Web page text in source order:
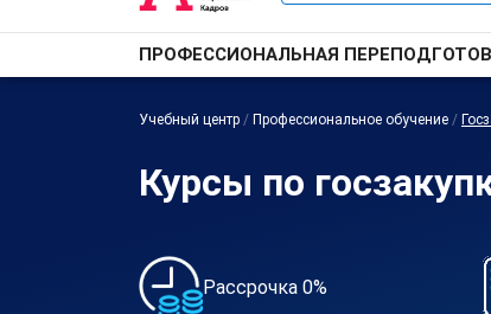
ПРОФЕССИОНАЛЬНАЯ
Учебный центр / Профессиональное обучение /
Курсы по
Рассрочка 0%